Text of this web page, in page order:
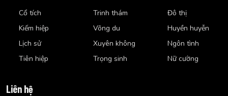
Cổ tích
Kiếm hiệp
Lịch sử
Tiên hiệp
Trinh thám
Võng du
Xuyên không
Trọng sinh
Đô thị
Huyền huyễn
Ngôn tình
Nữ cường
Liên hệ